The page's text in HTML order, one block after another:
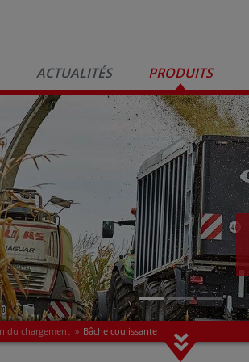
ACTUALITÉS PRODUITS
du chargement » Bâche coulissante